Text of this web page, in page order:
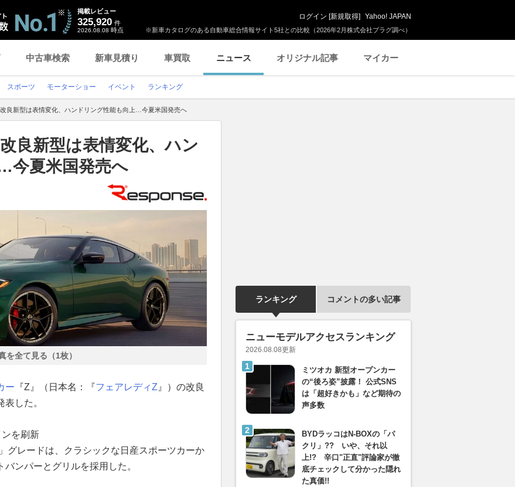
※新車カタログのある自動車総合情報サイト5社との比較（2026年2月株式会社プラグ調べ）
掲載レビュー
325,920 件
2026.08.08 時点
ログイン [新規取得] Yahoo! JAPAN
中古車検索 新車見積り 車買取 ニュース オリジナル記事 マイカー
スポーツ モーターショー イベント ランキング
良新型は表情変化、ハンドリング性能も向上…今夏米国発売へ
良新型は表情変化、ハン
今夏米国発売へ
を全て見る（1枚）
ー 『Z』（日本名：『フェアレディZ』）の改良
した。
を刷新
グレードは、クラシックな日産スポーツカーか
バンパーとグリルを採用した。
ランキング コメントの多い記事
ニューモデルアクセスランキング
2026.08.08更新
ミツオカ 新型オープンカー
の“後ろ姿”披露！ 公式SNS
は「超好きかも」など期待の
声多数
BYDラッコはN-BOXの「パ
クリ」?? いや、それ以
上!? 辛口"正直"評論家が徹
底チェックして分かった隠れ
た真価!!